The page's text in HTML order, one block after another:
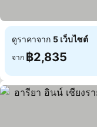
ดูราคาจาก 5 เว็บไซต์
จาก ฿2,835